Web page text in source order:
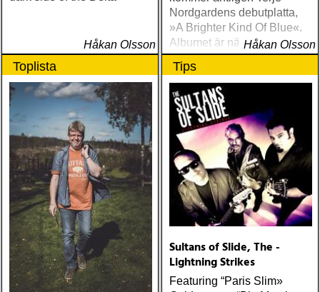
Håkan Olsson
Nordgardens debutplatta,
»A Brighter Kind Of Blue«.
Albumet är nära, enkelt och
ärligt och handlar om
upplevelser och historier
från en ung mans liv
Håkan Olsson
Toplista Tips
Sultans of Slide, The -
Lightning Strikes
Featuring “Paris Slim»